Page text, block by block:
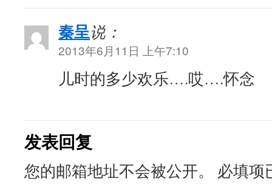
秦呈说：
2013年6月11日 上午7:10
儿时的多少欢乐….哎….怀念
发表回复
您的邮箱地址不会被公开。 必填项